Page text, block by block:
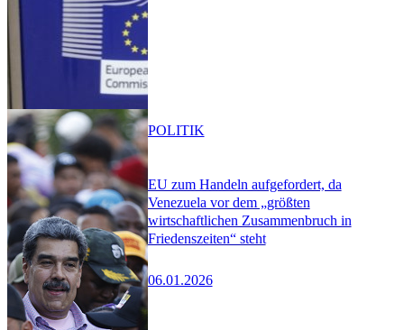
EU zum Handeln aufgefordert, da
Venezuela vor dem „größten
wirtschaftlichen Zusammenbruch in
Friedenszeiten“ steht
06.01.2026
POLITIK